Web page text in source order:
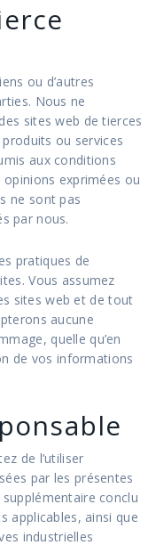
ou d’autres
Nous ne
sites web de tierces
ou services
aux conditions
opinions exprimées ou
ne sont pas
par nous.
pratiques de
Vous assumez
sites web et de tout
aucune
quelle qu’en
de vos informations
de l’utiliser
par les présentes
conclu
applicables, ainsi que
industrielles